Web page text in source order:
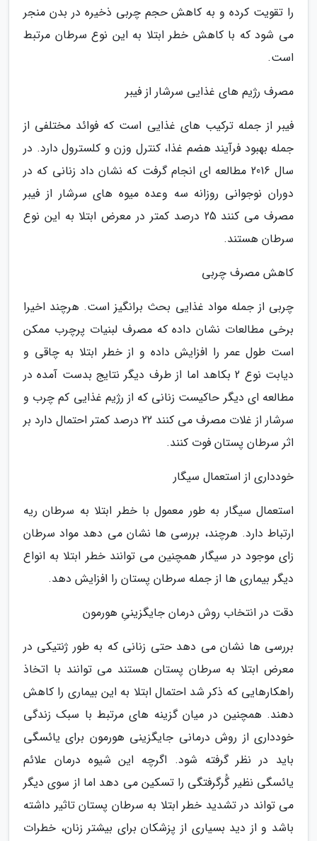
را تقویت کرده و به کاهش حجم چربی ذخیره در بدن منجر
می شود که با کاهش خطر ابتلا به این نوع سرطان مرتبط
است.
مصرف رژیم های غذایی سرشار از فیبر
فیبر از جمله ترکیب های غذایی است که فوائد مختلفی از
جمله بهبود فرآیند هضم غذا، کنترل وزن و کلسترول دارد. در
سال 2016 مطالعه ای انجام گرفت که نشان داد زنانی که در
دوران نوجوانی روزانه سه وعده میوه های سرشار از فیبر
مصرف می کنند 25 درصد کمتر در معرض ابتلا به این نوع
سرطان هستند.
کاهش مصرف چربی
چربی از جمله مواد غذایی بحث برانگیز است. هرچند اخیرا
برخی مطالعات نشان داده که مصرف لبنیات پرچرب ممکن
است طول عمر را افزایش داده و از خطر ابتلا به چاقی و
دیابت نوع 2 بکاهد اما از طرف دیگر نتایج بدست آمده در
مطالعه ای دیگر حاکیست زنانی که از رژیم غذایی کم چرب و
سرشار از غلات مصرف می کنند 22 درصد کمتر احتمال دارد بر
اثر سرطان پستان فوت کنند.
خودداری از استعمال سیگار
استعمال سیگار به طور معمول با خطر ابتلا به سرطان ریه
ارتباط دارد. هرچند، بررسی ها نشان می دهد مواد سرطان
زای موجود در سیگار همچنین می توانند خطر ابتلا به انواع
دیگر بیماری ها از جمله سرطان پستان را افزایش دهد.
دقت در انتخاب روش درمان جایگزینیِ هورمون
بررسی ها نشان می دهد حتی زنانی که به طور ژنتیکی در
معرض ابتلا به سرطان پستان هستند می توانند با اتخاذ
راهکارهایی که ذکر شد احتمال ابتلا به این بیماری را کاهش
دهند. همچنین در میان گزینه های مرتبط با سبک زندگی
خودداری از روش درمانی جایگزینی هورمون برای یائسگی
باید در نظر گرفته شود. اگرچه این شیوه درمان علائم
یائسگی نظیر گُرگرفتگی را تسکین می دهد اما از سوی دیگر
می تواند در تشدید خطر ابتلا به سرطان پستان تاثیر داشته
باشد و از دید بسیاری از پزشکان برای بیشتر زنان، خطرات